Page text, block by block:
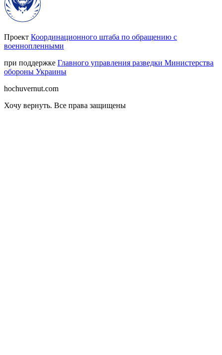
Проект Координационного штаба по обращению с
военнопленными
при поддержке Главного управления разведки Министерства
обороны Украины
hochuvernut.com
Хочу вернуть. Все права защищены